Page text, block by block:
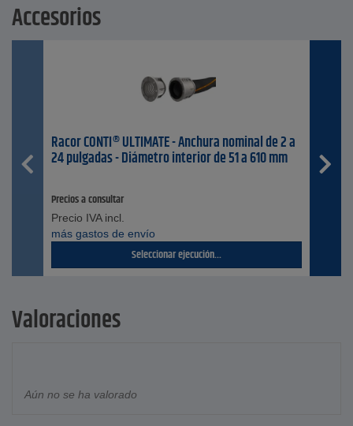
Accesorios
Racor CONTI® ULTIMATE - Anchura nominal de 2 a
24 pulgadas - Diámetro interior de 51 a 610 mm
Precios a consultar
Precio IVA incl.
más gastos de envío
Seleccionar ejecución...
Valoraciones
Aún no se ha valorado